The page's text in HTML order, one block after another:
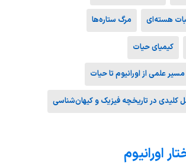
هسته‌ای مرگ ستاره‌ها
کیمیای حیات
علمی از اورانیوم تا حیات
کلیدی در تاریخچه فیزیک و کیهان‌شناسی
اورانیوم